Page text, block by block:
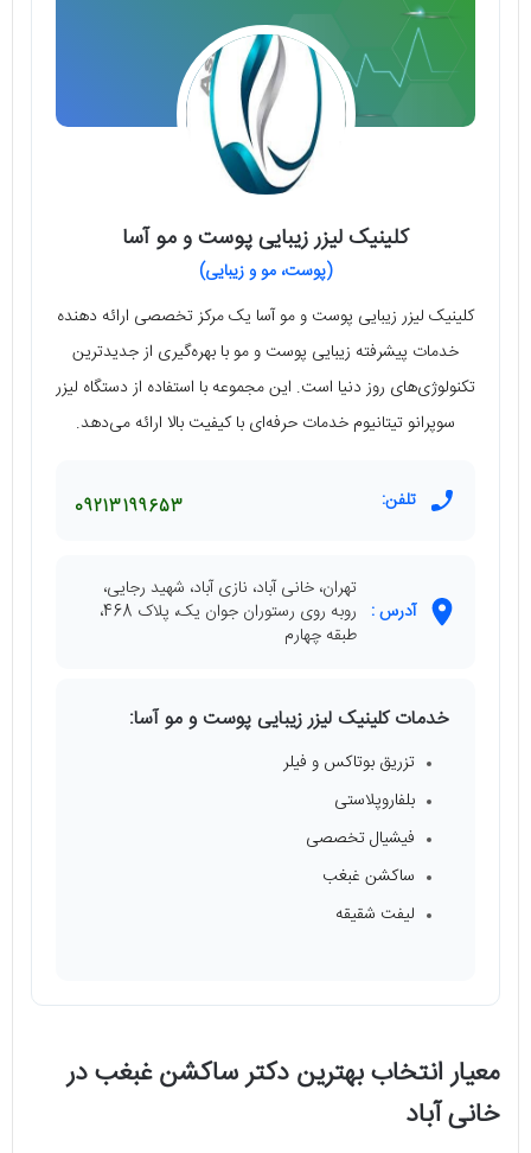
کلینیک لیزر زیبایی پوست و مو آسا
(پوست، مو و زیبایی)
کلینیک لیزر زیبایی پوست و مو آسا یک مرکز تخصصی ارائه دهنده
خدمات پیشرفته زیبایی پوست و مو با بهره‌گیری از جدیدترین
تکنولوژی‌های روز دنیا است. این مجموعه با استفاده از دستگاه لیزر
سوپرانو تیتانیوم خدمات حرفه‌ای با کیفیت بالا ارائه می‌دهد.
تلفن: 09213199653
آدرس :
تهران، خانی آباد، نازی آباد، شهید رجایی،
روبه روی رستوران جوان یک، پلاک 468،
طبقه چهارم
خدمات کلینیک لیزر زیبایی پوست و مو آسا:
تزریق بوتاکس و فیلر
بلفاروپلاستی
فیشیال تخصصی
ساکشن غبغب
لیفت شقیقه
معیار انتخاب بهترین دکتر ساکشن غبغب در
خانی آباد